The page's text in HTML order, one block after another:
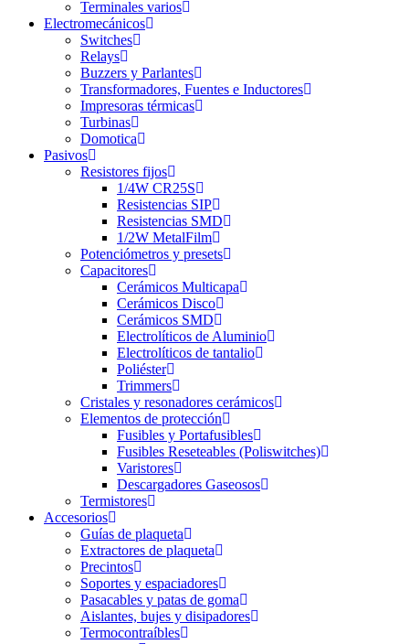
Terminales varios
Electromecánicos
Switches
Relays
Buzzers y Parlantes
Transformadores, Fuentes e Inductores
Impresoras térmicas
Turbinas
Domotica
Pasivos
Resistores fijos
1/4W CR25S
Resistencias SIP
Resistencias SMD
1/2W MetalFilm
Potenciómetros y presets
Capacitores
Cerámicos Multicapa
Cerámicos Disco
Cerámicos SMD
Electrolíticos de Aluminio
Electrolíticos de tantalio
Poliéster
Trimmers
Cristales y resonadores cerámicos
Elementos de protección
Fusibles y Portafusibles
Fusibles Reseteables (Poliswitches)
Varistores
Descargadores Gaseosos
Termistores
Accesorios
Guías de plaqueta
Extractores de plaqueta
Precintos
Soportes y espaciadores
Pasacables y patas de goma
Aislantes, bujes y disipadores
Termocontraíbles